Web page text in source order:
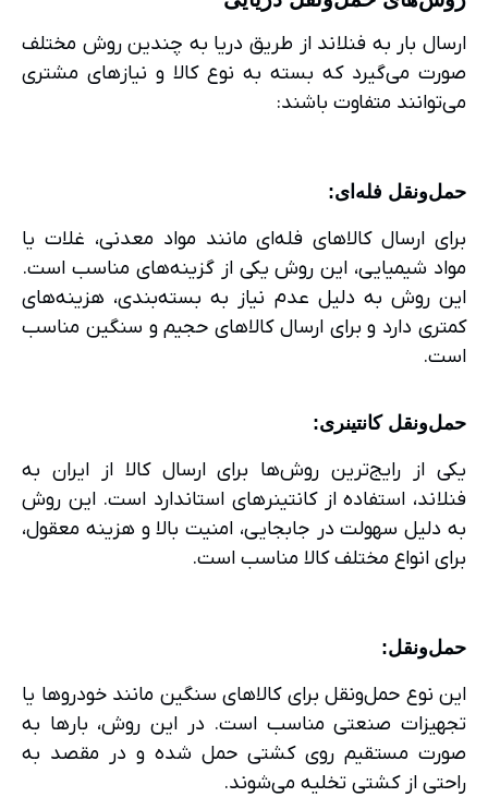
ارسال بار به فنلاند از طریق دریا به چندین روش مختلف
صورت می‌گیرد که بسته به نوع کالا و نیازهای مشتری
می‌توانند متفاوت باشند:
حمل‌ونقل فله‌ای:
برای ارسال کالاهای فله‌ای مانند مواد معدنی، غلات یا
مواد شیمیایی، این روش یکی از گزینه‌های مناسب است.
این روش به دلیل عدم نیاز به بسته‌بندی، هزینه‌های
کمتری دارد و برای ارسال کالاهای حجیم و سنگین مناسب
است.
حمل‌ونقل کانتینری:
یکی از رایج‌ترین روش‌ها برای ارسال کالا از ایران به
فنلاند، استفاده از کانتینرهای استاندارد است. این روش
به دلیل سهولت در جابجایی، امنیت بالا و هزینه معقول،
برای انواع مختلف کالا مناسب است.
حمل‌ونقل:
این نوع حمل‌ونقل برای کالاهای سنگین مانند خودروها یا
تجهیزات صنعتی مناسب است. در این روش، بارها به
صورت مستقیم روی کشتی حمل شده و در مقصد به
راحتی از کشتی تخلیه می‌شوند.